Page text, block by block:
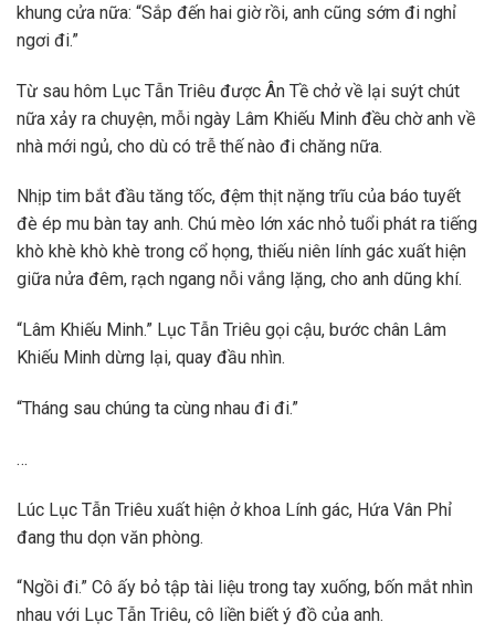
khung cửa nữa: “Sắp đến hai giờ rồi, anh cũng sớm đi nghỉ
ngơi đi.”
Từ sau hôm Lục Tẫn Triêu được Ân Tề chở về lại suýt chút
nữa xảy ra chuyện, mỗi ngày Lâm Khiếu Minh đều chờ anh về
nhà mới ngủ, cho dù có trễ thế nào đi chăng nữa.
Nhịp tim bắt đầu tăng tốc, đệm thịt nặng trĩu của báo tuyết
đè ép mu bàn tay anh. Chú mèo lớn xác nhỏ tuổi phát ra tiếng
khò khè khò khè trong cổ họng, thiếu niên lính gác xuất hiện
giữa nửa đêm, rạch ngang nỗi vắng lặng, cho anh dũng khí.
“Lâm Khiếu Minh.” Lục Tẫn Triêu gọi cậu, bước chân Lâm
Khiếu Minh dừng lại, quay đầu nhìn.
“Tháng sau chúng ta cùng nhau đi đi.”
…
Lúc Lục Tẫn Triêu xuất hiện ở khoa Lính gác, Hứa Vân Phỉ
đang thu dọn văn phòng.
“Ngồi đi.” Cô ấy bỏ tập tài liệu trong tay xuống, bốn mắt nhìn
nhau với Lục Tẫn Triêu, cô liền biết ý đồ của anh.